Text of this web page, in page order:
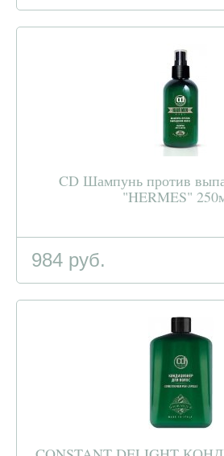
CD Шампунь против
"HERMES"
984 руб.